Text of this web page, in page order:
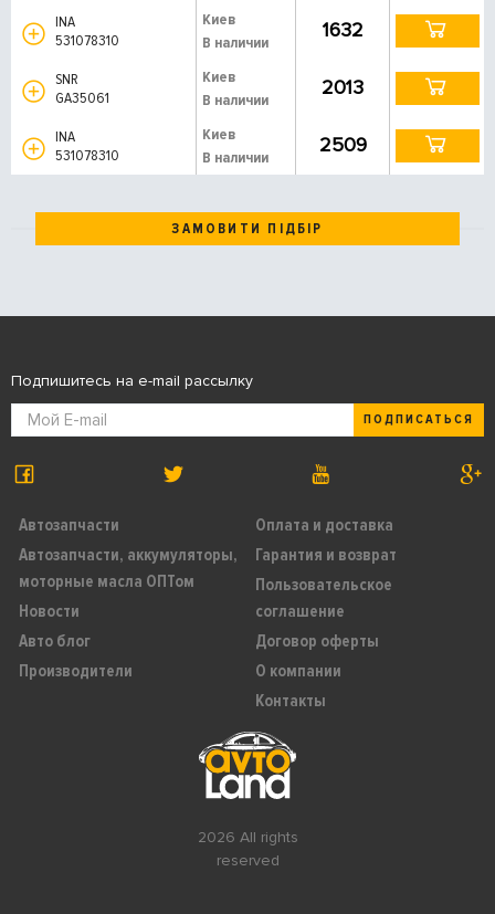
INA
531078310
Киев
В наличии
1632
SNR
GA35061
Киев
В наличии
2013
INA
531078310
Киев
В наличии
2509
ЗАМОВИТИ ПІДБІР
2026 All rights
reserved
Автозапчасти
Автозапчасти, аккумуляторы,
моторные масла ОПТом
Новости
Авто блог
Производители
Оплата и доставка
Гарантия и возврат
Пользовательское
соглашение
Договор оферты
О компании
Контакты
Подпишитесь на e-mail рассылку
ПОДПИСАТЬСЯ